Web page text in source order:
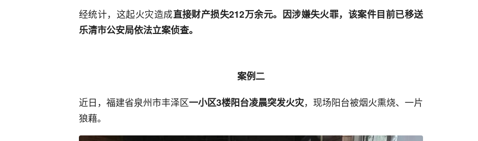
经统计，这起火灾造成直接财产损失212万余元。因涉嫌失火罪，该案件目前已移送
乐清市公安局依法立案侦查。
案例二
近日，福建省泉州市丰泽区一小区3楼阳台凌晨突发火灾，现场阳台被烟火熏烧、一片
狼藉。